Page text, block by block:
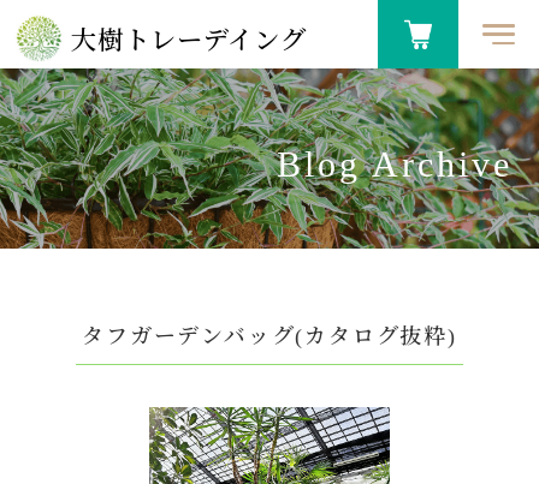
大樹トレーデイング
Blog Archive
タフガーデンバッグ(カタログ抜粋)